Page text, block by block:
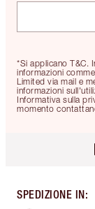
*Si applicano T&C.
informazioni
Limited via mail e
informazioni
Informativa sulla
momento
SPEDIZIONE IN: